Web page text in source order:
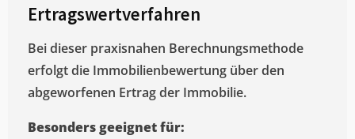
Ertragswertverfahren
Bei dieser praxisnahen Berechnungsmethode
erfolgt die Immobilienbewertung über den
abgeworfenen Ertrag der Immobilie.
Besonders geeignet für: